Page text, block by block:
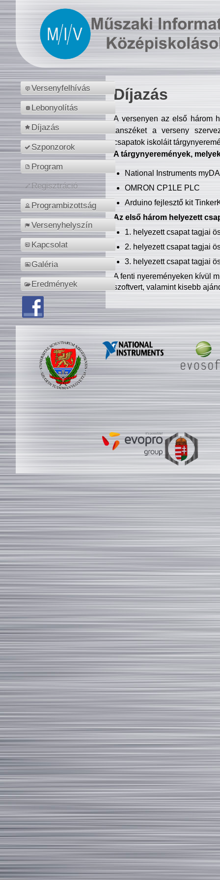
Versenyfelhívás
Lebonyolítás
Díjazás
Szponzorok
Program
Regisztráció
Programbizottság
Versenyhelyszín
Kapcsolat
Galéria
Eredmények
Díjazás
A versenyen az első három
tanszéket a verseny
csapatok iskoláit
A tárgynyeremények,
National Instruments
OMRON CP1LE PLC
Arduino fejlesztő kit
Az első három helyezett
1. helyezett csapat tagjai
2. helyezett csapat tagjai
3. helyezett csapat tagjai
A fenti nyereményeken kívül
szoftvert, valamint kisebb